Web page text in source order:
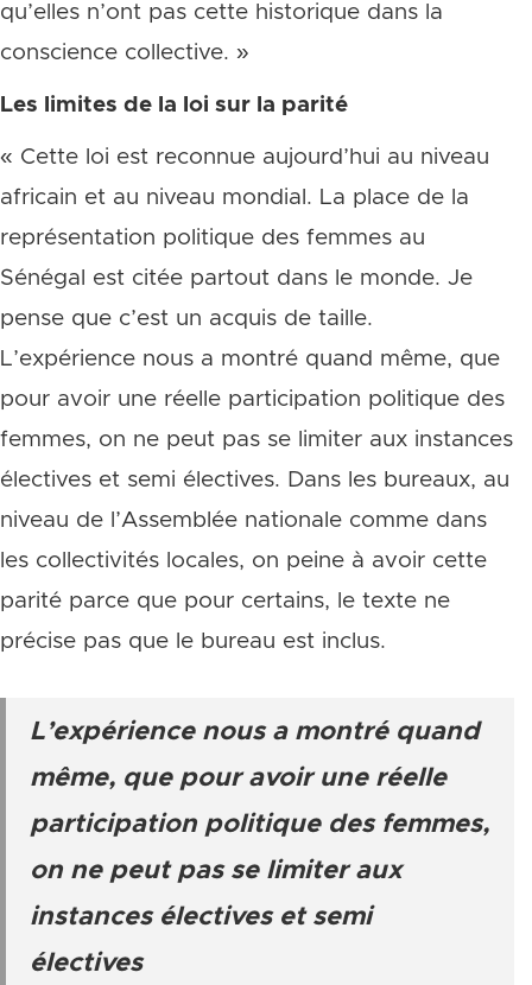
qu’elles n’ont pas cette historique dans la
conscience collective. »
Les limites de la loi sur la parité
« Cette loi est reconnue aujourd’hui au niveau
africain et au niveau mondial. La place de la
représentation politique des femmes au
Sénégal est citée partout dans le monde. Je
pense que c’est un acquis de taille.
L’expérience nous a montré quand même, que
pour avoir une réelle participation politique des
femmes, on ne peut pas se limiter aux instances
électives et semi électives. Dans les bureaux, au
niveau de l’Assemblée nationale comme dans
les collectivités locales, on peine à avoir cette
parité parce que pour certains, le texte ne
précise pas que le bureau est inclus.
L’expérience nous a montré quand
même, que pour avoir une réelle
participation politique des femmes,
on ne peut pas se limiter aux
instances électives et semi
électives